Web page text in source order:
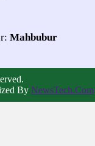
Mahbubur
By NewsTech.Com